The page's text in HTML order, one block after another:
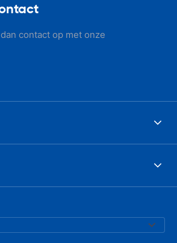
contact op met onze